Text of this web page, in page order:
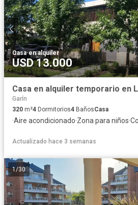
Casa·en alquiler
USD 13.000
Garín
320 m²4 Dormitorios4 BañosCasa
·Aire acondicionado·Zona para niños·
Actualizado hace 3 semanas
1/30